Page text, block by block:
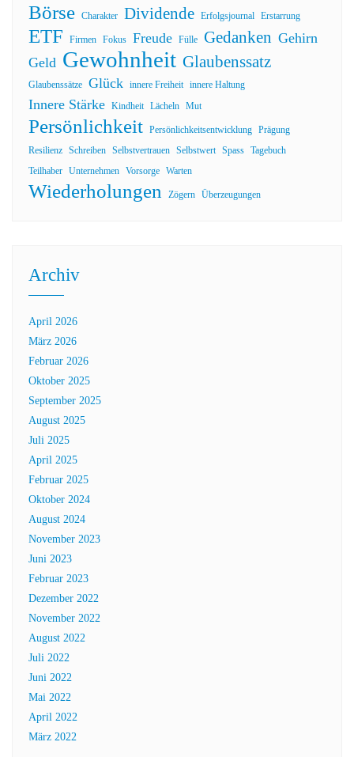
Börse Charakter Dividende Erfolgsjournal Erstarrung
ETF Firmen Fokus Freude Fülle Gedanken Gehirn
Geld Gewohnheit Glaubenssatz
Glaubenssätze Glück innere Freiheit innere Haltung
Innere Stärke Kindheit Lächeln Mut
Persönlichkeit Persönlichkeitsentwicklung Prägung
Resilienz Schreiben Selbstvertrauen Selbstwert Spass Tagebuch
Teilhaber Unternehmen Vorsorge Warten
Wiederholungen Zögern Überzeugungen
Archiv
April 2026
März 2026
Februar 2026
Oktober 2025
September 2025
August 2025
Juli 2025
April 2025
Februar 2025
Oktober 2024
August 2024
November 2023
Juni 2023
Februar 2023
Dezember 2022
November 2022
August 2022
Juli 2022
Juni 2022
Mai 2022
April 2022
März 2022